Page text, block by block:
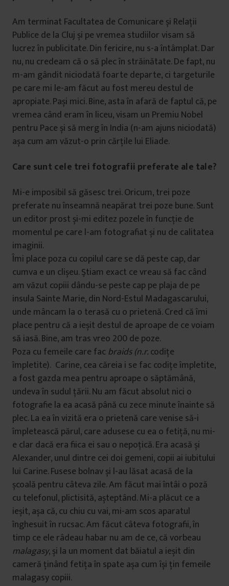
Am terminat Facultatea de Comunicare și Relații
Publice de la Cluj și pe vremea studiilor visam să
lucrez în publicitate. Din fericire, nu s-a întâmplat. Dar
nu, nu credeam că o să plec în străinătate. De fapt, nu
m-am gândit niciodată foarte departe, ci targeturile
pe care mi le-am făcut au fost mereu destul de
apropiate. Pași mici. Bine, asta în afară de faptul că, pe
vremea când eram în liceu, visam un Premiu Nobel
pentru Pace și să merg în India (n-am ajuns niciodată)
așa cum am văzut-o prin cărțile lui Eliade.
Care sunt cele trei fotografii preferate ale tale?
Mi-e imposibil să găsesc trei. Oricum, trei poze
preferate nu înseamnă neapărat trei poze bune. Sunt
un editor prost și-mi editez pozele în funcție de
momentul pe care l-am fotografiat și nu de calitatea
imaginii.
Îmi place poza cu copilul care se dă peste cap, dar
cumva e un clișeu. Ştiam exact ce vreau să fac când
am văzut copiii dându-se peste cap pe plaja de pe
insula Sainte Marie, din Nord-Estul Madagascarului,
unde mâncam la o terasă cu o prietenă. Cred că îmi
place pentru că a ieșit destul de aproape de ce voiam
să iasă. Bine, am tras vreo 200 de poze.
Poza cu femeile care fac braids (n.r.codițe
împletite). Carine, cea căreia i se fac codițe împletite,
a fost gazda mea pentru aproape o săptămână,
undeva în sudul țării. Nu am făcut absolut nici o
fotografie la ea acasă până cu zece minute înainte să
plec. La ea în vizită era o prietenă care venise să-i
împletească părul, care adusese cu ea o fetiță, nu mi-
e clar dacă era fiica ei sau o nepoțică. Era acasă și
Alexander, unul dintre cei doi gemeni, copii ai iubitului
lui Carine. Fusese bolnav și l-au lăsat acasă de la
școală pentru câteva zile. Am făcut mai întâi o poză
cu telefonul, plictisită, așteptând. Mi-a plăcut ce a
ieșit, așa că, cu chiu cu vai, mi-am scos aparatul
înghesuit în rucsac. Am făcut câteva fotografii, în
timp ce ele râdeau habar nu am de ce, că vorbeau
malagasy, și la un moment dat băiatul a ieșit din
cameră ținând fetița în spate așa cum își țin femeile
malagasy copiii.